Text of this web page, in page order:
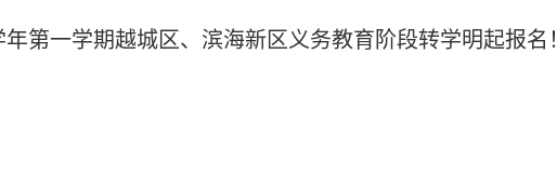
第一学期越城区、滨海新区义务教育阶段转学明起报名！